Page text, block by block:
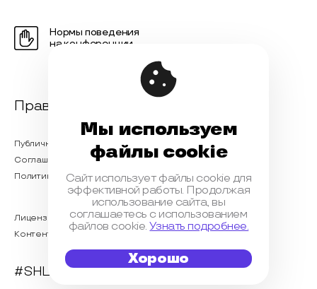
Нормы поведения
на конференции
Правовая информация
Публичная оферта
Соглашение на обработку персональных данных
Политика обработки персональных данных
Лицензионный договор с Автором
Контентная политика конференции
#SHL2023
Мы используем
файлы cookie
Сайт использует файлы cookie для
эффективной работы. Продолжая
использование сайта, вы
соглашаетесь с использованием
файлов cookie.Узнать подробнее.
Хорошо